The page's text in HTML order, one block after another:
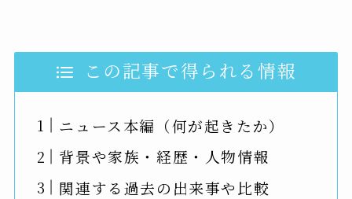
この記事で得られる情報
ニュース本編（何が起きたか）
背景や家族・経歴・人物情報
関連する過去の出来事や比較